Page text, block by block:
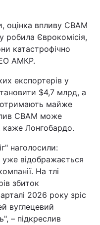
впливу CBAM
робила Єврокомісія,
катастрофічно
АМКР.
експортерів у
$4,7 млрд, а
майже
CBAM може
каже Лонгобардо.
наголосили:
уже відображається
На тлі
збиток
2026 року зріс
вуглецевий
– підкреслив